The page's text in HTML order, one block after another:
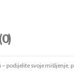
(0)
podijelite svoje mišljenje,